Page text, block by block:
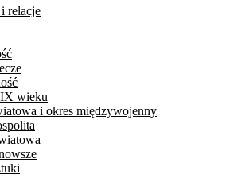
relacje
wieku
i okres międzywojenny